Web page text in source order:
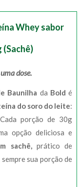
Whey sabor
(Sachê)
dose.
Baunilha da Bold é
do soro do leite:
porção de 30g
opção deliciosa e
sachê,
prático de
sua porção de